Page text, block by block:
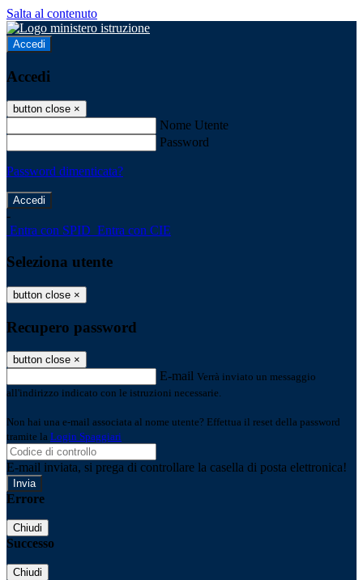
Salta al contenuto
Accedi
Accedi
button close ×
Nome Utente
Password
Password dimenticata?
-
Entra con SPID Entra con CIE
Seleziona utente
button close ×
Recupero password
button close ×
E-mail Verrà inviato un messaggio
all'indirizzo indicato con le istruzioni necessarie.
Non hai una e-mail associata al nome utente? Effettua il reset della password
tramite la Login Spaggiari
E-mail inviata, si prega di controllare la casella di posta elettronica!
Errore
Chiudi
Successo
Chiudi